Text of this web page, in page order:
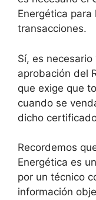
Energética
transacciones.
Sí, es
aprobación del
que exige que
cuando se
dicho
Recordemos
Energética es
por un técnico
información